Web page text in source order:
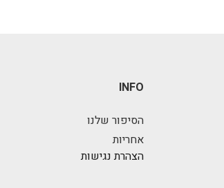
INFO
הסיפור שלנו
אחריות
הצהרת נגישות